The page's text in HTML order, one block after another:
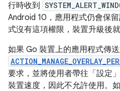
行時收到
Android 10，應用程式仍會保
式沒有這項權限，裝置升級後就
如果 Go 裝置上的應用程式傳
要求，並將使用者帶往「設定」
裝置速度，因此不允許使用。